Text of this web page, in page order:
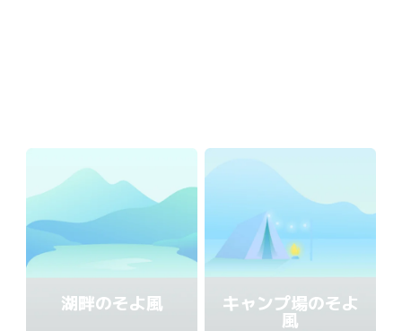
湖畔のそよ風
キャンプ場のそよ
風